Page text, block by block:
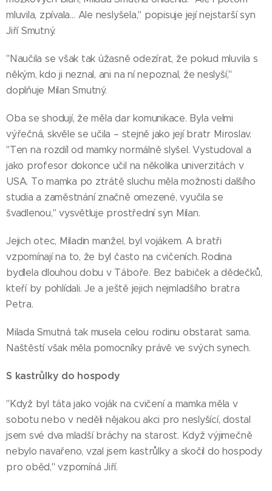
mluvila, zpívala… Ale neslyšela," popisuje její nejstarší syn
Jiří Smutný.
"Naučila se však tak úžasně odezírat, že pokud mluvila s
někým, kdo ji neznal, ani na ní nepoznal, že neslyší,"
doplňuje Milan Smutný.
Oba se shodují, že měla dar komunikace. Byla velmi
výřečná, skvěle se učila – stejně jako její bratr Miroslav.
"Ten na rozdíl od mamky normálně slyšel. Vystudoval a
jako profesor dokonce učil na několika univerzitách v
USA. To mamka po ztrátě sluchu měla možnosti dalšího
studia a zaměstnání značně omezené, vyučila se
švadlenou," vysvětluje prostřední syn Milan.
Jejich otec, Miladin manžel, byl vojákem. A bratři
vzpomínají na to, že byl často na cvičeních. Rodina
bydlela dlouhou dobu v Táboře. Bez babiček a dědečků,
kteří by pohlídali. Je a ještě jejich nejmladšího bratra
Petra.
Milada Smutná tak musela celou rodinu obstarat sama.
Naštěstí však měla pomocníky právě ve svých synech.
S kastrůlky do hospody
"Když byl táta jako voják na cvičení a mamka měla v
sobotu nebo v neděli nějakou akci pro neslyšící, dostal
jsem své dva mladší bráchy na starost. Když výjimečně
nebylo navařeno, vzal jsem kastrůlky a skočil do hospody
pro oběd," vzpomíná Jiří.